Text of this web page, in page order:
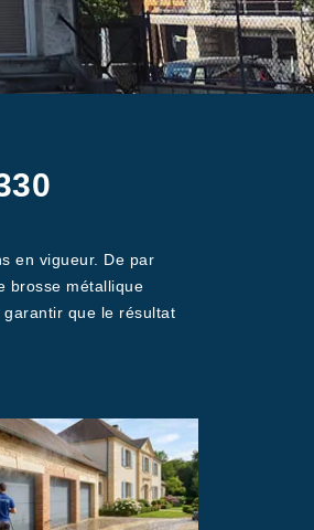
en vigueur. De par
brosse métallique
que le résultat